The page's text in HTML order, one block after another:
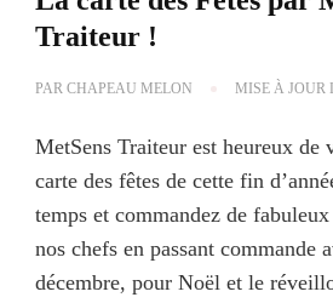
Traiteur !
PAR CHAPEAU MELON MISE À JOUR
MetSens Traiteur est heureux de
carte des fêtes de cette fin
temps et commandez de
nos chefs en passant commande
décembre, pour Noël et le